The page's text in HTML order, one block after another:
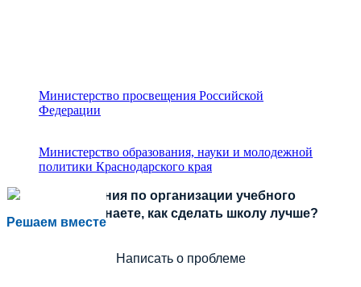
Министерство просвещения Российской
Федерации
Министерство образования, науки и молодежной
политики Краснодарского края
Решаем вместе
Есть предложения по организации учебного
процесса или знаете, как сделать школу лучше?
Написать о проблеме